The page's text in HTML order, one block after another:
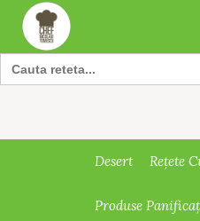
Search
for:
Desert Rețete
Produse